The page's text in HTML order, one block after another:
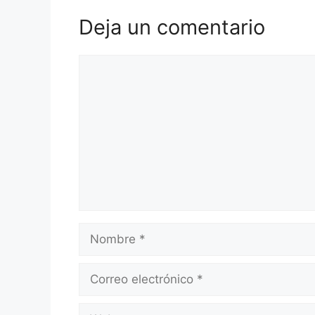
k
Deja un comentario
electrónico